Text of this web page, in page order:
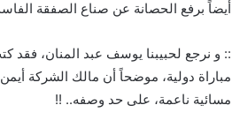
أيضاً برفع الحصانة عن صناع الصفقة
:: و نرجع لحبيبنا يوسف عبد المنان،
مباراة دولية، موضحاً أن مالك الشركة
مسائية ناعمة، على حد وصفه.. !!